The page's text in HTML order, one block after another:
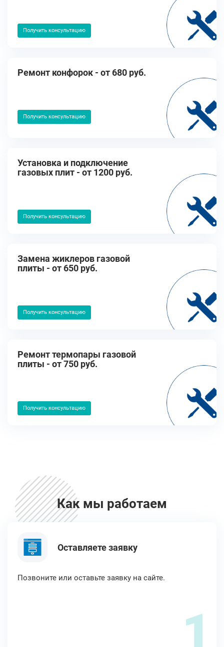
Получить консультацию
Ремонт конфорок - от 680 руб.
Получить консультацию
Установка и подключение
газовых плит - от 1200 руб.
Получить консультацию
Замена жиклеров газовой
плиты - от 650 руб.
Получить консультацию
Ремонт термопары газовой
плиты - от 750 руб.
Получить консультацию
Как мы работаем
Оставляете заявку
Позвоните или оставьте заявку на сайте.
1